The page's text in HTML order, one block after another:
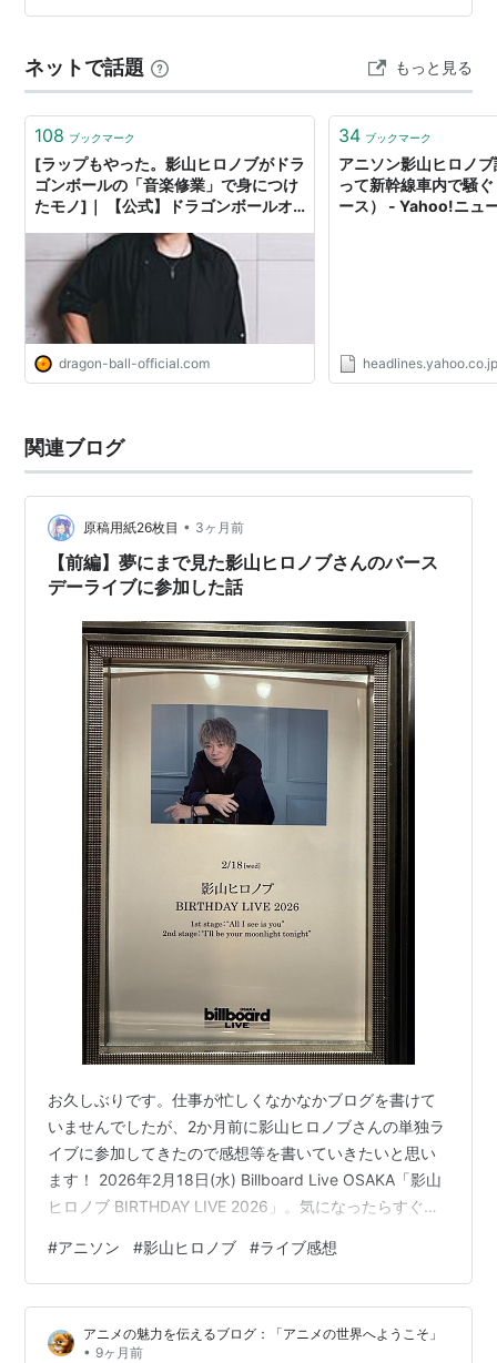
ネットで話題 もっと見る
108 ブックマーク
[ラップもやった。影山ヒロノブがドラ
ゴンボールの「音楽修業」で身につけ
たモノ]｜ 【公式】ドラゴンボールオ
dragon-ball-official.com
34 ブックマーク
アニソン影山ヒロノ
って新幹線車内で騒
ース） - Yahoo!ニュ
関連ブログ
原稿用紙26枚目 • 3ヶ月前
【前編】夢にまで見た影山ヒロノブさんのバース
デーライブに参加した話
お久しぶりです。仕事が忙しくなかなかブログを書けて
いませんでしたが、2か月前に影山ヒロノブさんの単独ラ
イブに参加してきたので感想等を書いていきたいと思い
ます！ 2026年2月18日(水) Billboard Live OSAKA「影山
ヒロノブ BIRTHDAY LIVE 2026」。気になったらすぐラ
念願がかなった日でした。 影山ヒロノブ BIRTHDAY LIVE
2026 セットリスト 1st stage：“All I see is you” メンバー
（敬称略） 1st stageの感想
#アニソン #影山ヒロノブ #ライブ感想
アニメの魅力を伝えるブログ：「アニメの世界へようこそ」
• 9ヶ月前